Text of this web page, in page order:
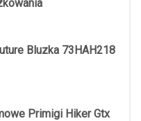
Bluzka 73HAH218
Primigi Hiker Gtx